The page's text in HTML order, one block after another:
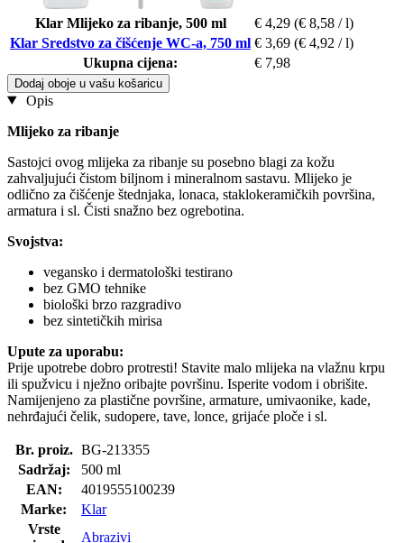
Klar Mlijeko za ribanje, 500 ml € 4,29 (€ 8,58 / l)
Klar Sredstvo za čišćenje WC-a, 750 ml € 3,69 (€ 4,92 / l)
Ukupna cijena:
€ 7,98
Dodaj oboje u vašu košaricu
Opis
Mlijeko za ribanje
Sastojci ovog mlijeka za ribanje su posebno blagi za kožu
zahvaljujući čistom biljnom i mineralnom sastavu. Mlijeko je
odlično za čišćenje štednjaka, lonaca, staklokeramičkih površina,
armatura i sl. Čisti snažno bez ogrebotina.
Svojstva:
vegansko i dermatološki testirano
bez GMO tehnike
biološki brzo razgradivo
bez sintetičkih mirisa
Upute za uporabu:
Prije upotrebe dobro protresti! Stavite malo mlijeka na vlažnu krpu
ili spužvicu i nježno oribajte površinu. Isperite vodom i obrišite.
Namijenjeno za plastične površine, armature, umivaonike, kade,
nehrđajući čelik, sudopere, tave, lonce, grijaće ploče i sl.
Br. proiz. BG-213355
Sadržaj:
500 ml
EAN:
4019555100239
Marke:
Klar
Vrste
Abrazivi